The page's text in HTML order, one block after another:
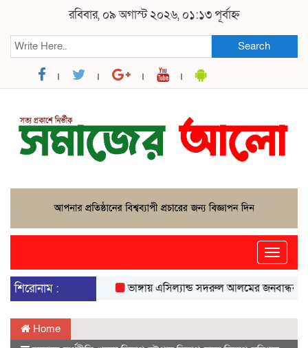
রবিবার, ০৯ অগাস্ট ২০২৬, ০১:১৩ পূর্বাহ্ন
Search
Toggle
শিরোনাম :
ভাঙ্গায় এসিল্যান্ড সদরুল আলমের জনবান্ধব
Home